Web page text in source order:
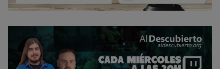
Rechazar cookies Política de cookies